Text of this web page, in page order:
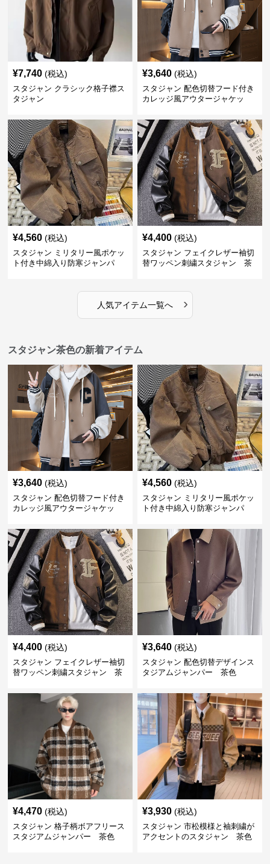
¥7,740 (税込)
スタジャン クラシック格子襟ス
タジャン
¥3,640 (税込)
スタジャン 配色切替フード付き
カレッジ風アウタージャケッ
¥4,560 (税込)
スタジャン ミリタリー風ポケッ
ト付き中綿入り防寒ジャンパ
¥4,400 (税込)
スタジャン フェイクレザー袖切
替ワッペン刺繍スタジャン 茶
人気アイテム一覧へ ›
スタジャン茶色の新着アイテム
¥3,640 (税込)
スタジャン 配色切替フード付き
カレッジ風アウタージャケッ
¥4,560 (税込)
スタジャン ミリタリー風ポケッ
ト付き中綿入り防寒ジャンパ
¥4,400 (税込)
スタジャン フェイクレザー袖切
替ワッペン刺繍スタジャン 茶
¥3,640 (税込)
スタジャン 配色切替デザインス
タジアムジャンパー 茶色
¥4,470 (税込)
スタジャン 格子柄ボアフリース
スタジアムジャンパー 茶色
¥3,930 (税込)
スタジャン 市松模様と袖刺繍が
アクセントのスタジャン 茶色